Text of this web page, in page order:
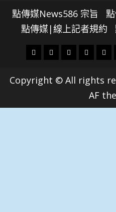
點傳媒News586 宗旨
點傳媒|線上記者規約
頭
財
地
社
文
科
技
專
Copyright © All rights
AF